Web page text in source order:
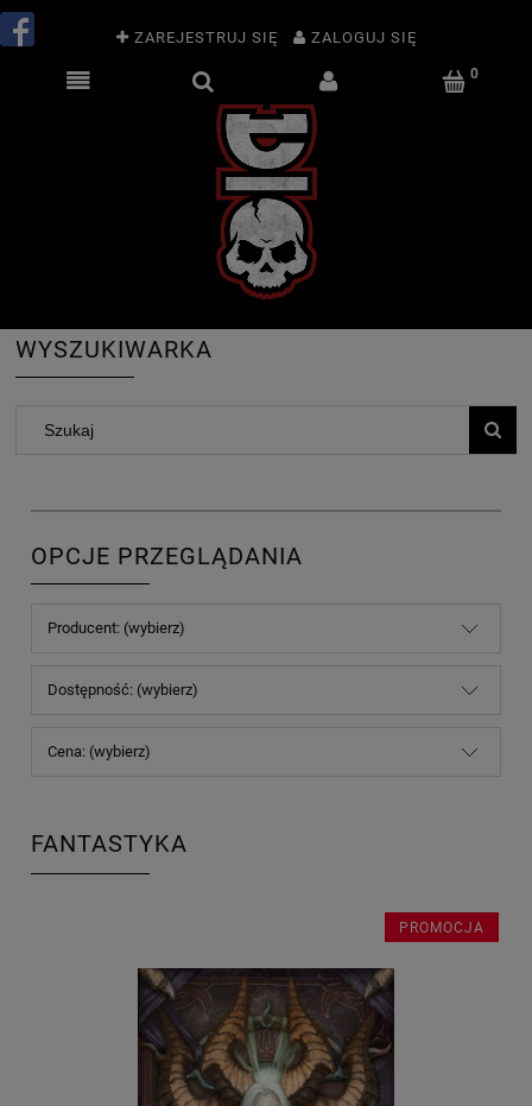
ZAREJESTRUJ SIĘ ZALOGUJ SIĘ
WYSZUKIWARKA
OPCJE PRZEGLĄDANIA
Producent: (wybierz)
Dostępność: (wybierz)
Cena: (wybierz)
FANTASTYKA
PROMOCJA